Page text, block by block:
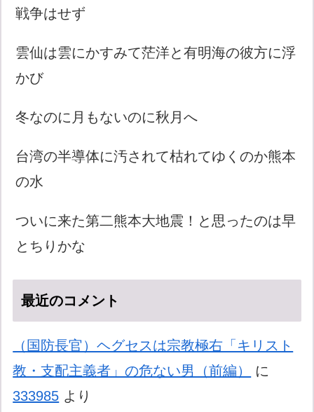
戦争はせず
雲仙は雲にかすみて茫洋と有明海の彼方に浮
かび
冬なのに月もないのに秋月へ
台湾の半導体に汚されて枯れてゆくのか熊本
の水
ついに来た第二熊本大地震！と思ったのは早
とちりかな
最近のコメント
（国防長官）ヘグセスは宗教極右「キリスト
教・支配主義者」の危ない男（前編）
に
333985 より